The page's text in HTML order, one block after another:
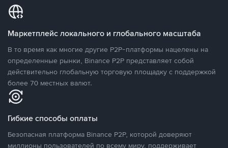
Маркетплейс локального и глобального масштаба
В то время как многие другие P2P-платформы нацелены на
определенные рынки, Binance P2P представляет собой
действительно глобальную торговую площадку с поддержкой
более 70 местных валют.
Гибкие способы оплаты
Безопасная платформа Binance P2P, которой доверяют
миллионы пользователей по всему миру, поддерживает